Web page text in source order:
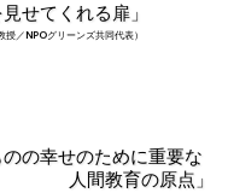
せてくれる扉」
／NPOグリーンズ共同代表）
のの幸せのために重要な
人間教育の原点」